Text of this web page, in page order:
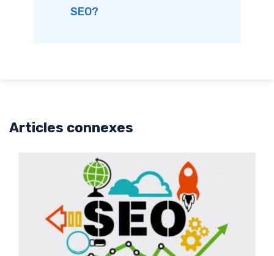
SEO?
Articles connexes